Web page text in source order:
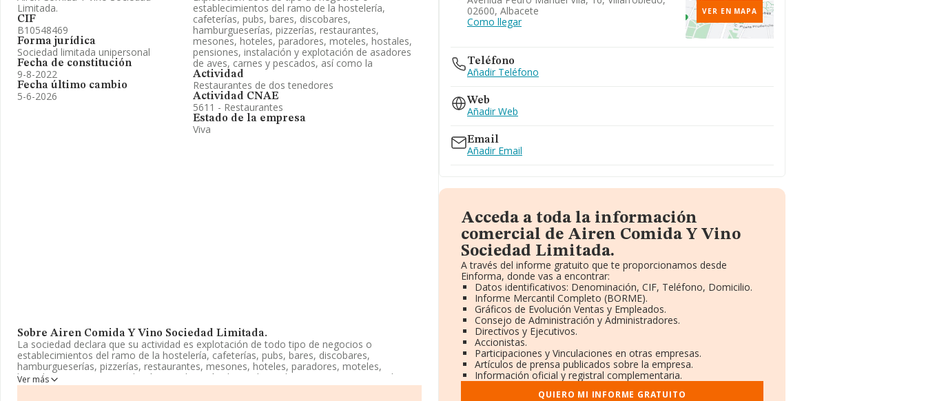
Limitada.
CIF
B10548469
Forma jurídica
Sociedad limitada unipersonal
Fecha de constitución
9-8-2022
Fecha último cambio
5-6-2026
establecimientos del ramo de la hostelería,
cafeterías, pubs, bares, discobares,
hamburgueserías, pizzerías, restaurantes,
mesones, hoteles, paradores, moteles, hostales,
pensiones, instalación y explotación de asadores
de aves, carnes y pescados, así como la
Actividad
Restaurantes de dos tenedores
Actividad CNAE
5611 - Restaurantes
Estado de la empresa
Viva
Sobre Airen Comida Y Vino Sociedad Limitada.
La sociedad declara que su actividad es explotación de todo tipo de negocios o
establecimientos del ramo de la hostelería, cafeterías, pubs, bares, discobares,
hamburgueserías, pizzerías, restaurantes, mesones, hoteles, paradores, moteles,
hostales, pensiones, instalación y explotación de asadores de aves, carnes y pescados,
así como la. La sociedad está registrada como Sociedad Limitada. Tiene CNAE: 5611 -
Ver más
02600, Albacete
Como llegar
VER EN MAPA
Teléfono
Añadir Teléfono
Web
Añadir Web
Email
Añadir Email
Acceda a toda la información
comercial de Airen Comida Y Vino
Sociedad Limitada.
A través del informe gratuito que te proporcionamos desde
Einforma, donde vas a encontrar:
Datos identificativos: Denominación, CIF, Teléfono, Domicilio.
Informe Mercantil Completo (BORME).
Gráficos de Evolución Ventas y Empleados.
Consejo de Administración y Administradores.
Directivos y Ejecutivos.
Accionistas.
Participaciones y Vinculaciones en otras empresas.
Artículos de prensa publicados sobre la empresa.
Información oficial y registral complementaria.
QUIERO MI INFORME GRATUITO